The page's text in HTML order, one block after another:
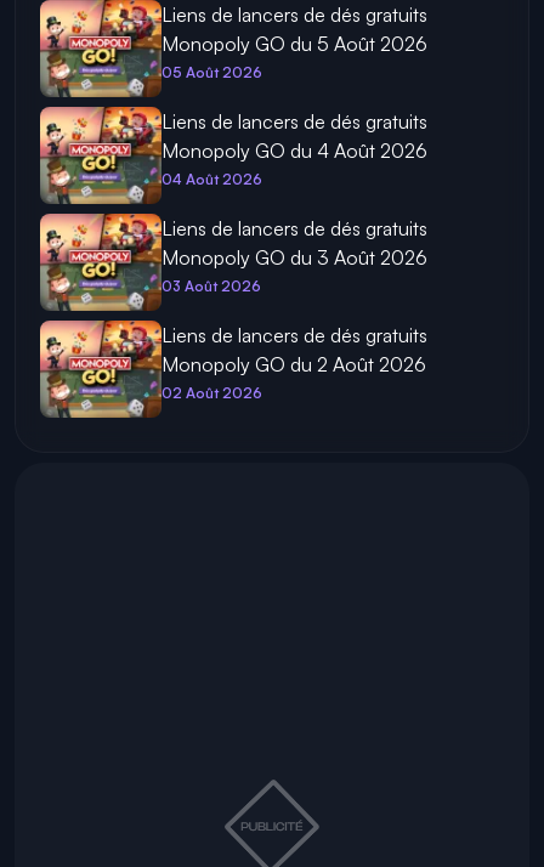
Liens de lancers de dés gratuits
Monopoly GO du 5 Août 2026
05 Août 2026
Liens de lancers de dés gratuits
Monopoly GO du 4 Août 2026
04 Août 2026
Liens de lancers de dés gratuits
Monopoly GO du 3 Août 2026
03 Août 2026
Liens de lancers de dés gratuits
Monopoly GO du 2 Août 2026
02 Août 2026